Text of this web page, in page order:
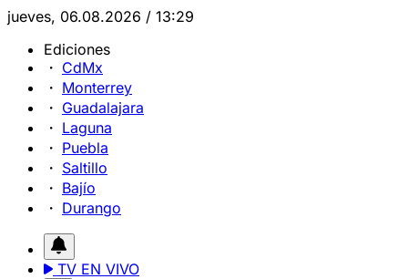
jueves, 06.08.2026 / 13:29
Ediciones
CdMx
Monterrey
Guadalajara
Laguna
Puebla
Saltillo
Bajío
Durango
TV EN VIVO